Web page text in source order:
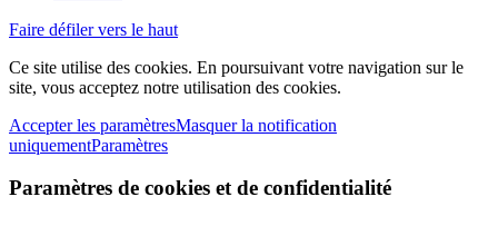
Faire défiler vers le haut
Ce site utilise des cookies. En poursuivant votre navigation sur le
site, vous acceptez notre utilisation des cookies.
Accepter les paramètresMasquer la notification
uniquementParamètres
Paramètres de cookies et de confidentialité